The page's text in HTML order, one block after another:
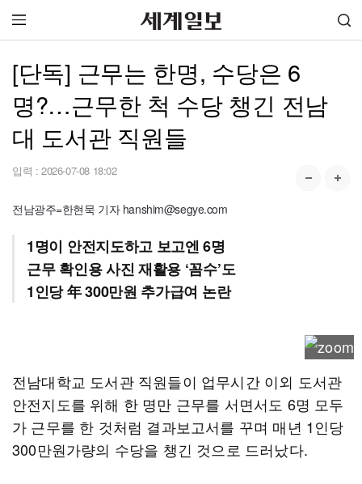
[단독] 근무는 한명, 수당은 6
명?…근무한 척 수당 챙긴 전남
대 도서관 직원들
입력 : 2026-07-08 18:02
전남광주=한현묵 기자 hanshim@segye.com
1명이 안전지도하고 보고엔 6명
근무 확인용 사진 재활용 ‘꼼수’도
1인당 年 300만원 추가급여 논란
전남대학교 도서관 직원들이 업무시간 이외 도서관
안전지도를 위해 한 명만 근무를 서면서도 6명 모두
가 근무를 한 것처럼 결과보고서를 꾸며 매년 1인당
300만원가량의 수당을 챙긴 것으로 드러났다.